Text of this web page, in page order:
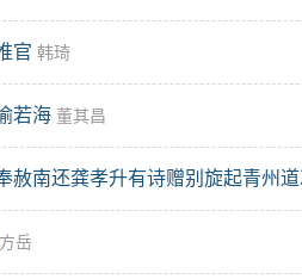
官 韩琦
若海 董其昌
赦南还龚孝升有诗赠别旋起青州
方岳